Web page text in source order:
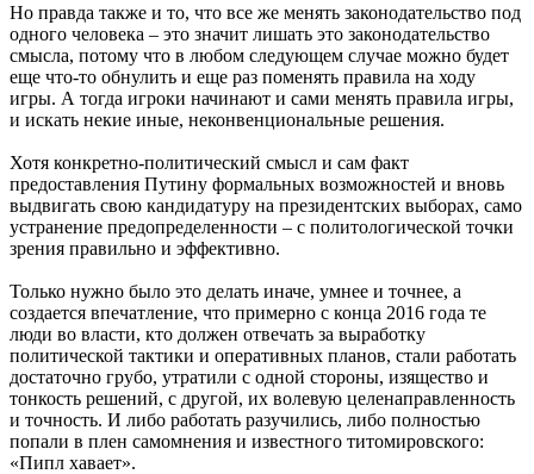
Но правда также и то, что все же менять законодательство под
одного человека – это значит лишать это законодательство
смысла, потому что в любом следующем случае можно будет
еще что-то обнулить и еще раз поменять правила на ходу
игры. А тогда игроки начинают и сами менять правила игры,
и искать некие иные, неконвенциональные решения.
Хотя конкретно-политический смысл и сам факт
предоставления Путину формальных возможностей и вновь
выдвигать свою кандидатуру на президентских выборах, само
устранение предопределенности – с политологической точки
зрения правильно и эффективно.
Только нужно было это делать иначе, умнее и точнее, а
создается впечатление, что примерно с конца 2016 года те
люди во власти, кто должен отвечать за выработку
политической тактики и оперативных планов, стали работать
достаточно грубо, утратили с одной стороны, изящество и
тонкость решений, с другой, их волевую целенаправленность
и точность. И либо работать разучились, либо полностью
попали в плен самомнения и известного титомировского:
«Пипл хавает».